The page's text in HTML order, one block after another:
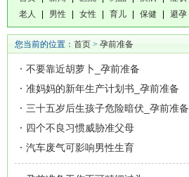
老人
男性 女性 育儿 保健 避孕
您当前的位置： 首页 > 孕前准备
不要靠近胡萝卜_孕前准备
准妈妈的新年生产计划书_孕前准备
三十五岁后生孩子危险暗伏_孕前准备
四个不良习惯威胁准父母
汽车废气可影响男性生育